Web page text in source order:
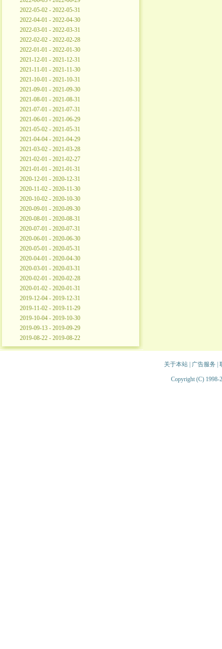
2022-05-02 - 2022-05-31
2022-04-01 - 2022-04-30
2022-03-01 - 2022-03-31
2022-02-02 - 2022-02-28
2022-01-01 - 2022-01-30
2021-12-01 - 2021-12-31
2021-11-01 - 2021-11-30
2021-10-01 - 2021-10-31
2021-09-01 - 2021-09-30
2021-08-01 - 2021-08-31
2021-07-01 - 2021-07-31
2021-06-01 - 2021-06-29
2021-05-02 - 2021-05-31
2021-04-04 - 2021-04-29
2021-03-02 - 2021-03-28
2021-02-01 - 2021-02-27
2021-01-01 - 2021-01-31
2020-12-01 - 2020-12-31
2020-11-02 - 2020-11-30
2020-10-02 - 2020-10-30
2020-09-01 - 2020-09-30
2020-08-01 - 2020-08-31
2020-07-01 - 2020-07-31
2020-06-01 - 2020-06-30
2020-05-01 - 2020-05-31
2020-04-01 - 2020-04-30
2020-03-01 - 2020-03-31
2020-02-01 - 2020-02-28
2020-01-02 - 2020-01-31
2019-12-04 - 2019-12-31
2019-11-02 - 2019-11-29
2019-10-04 - 2019-10-30
2019-09-13 - 2019-09-29
2019-08-22 - 2019-08-22
关于本站| 广告服务
Copyright (C) 1998-